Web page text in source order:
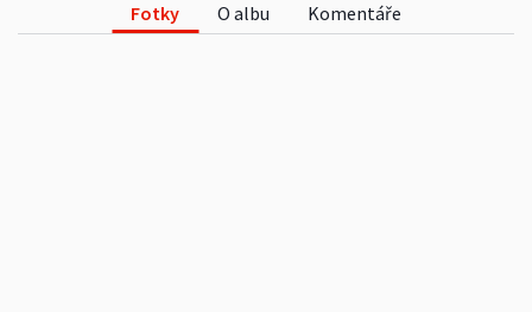
Fotky O albu Komentáře